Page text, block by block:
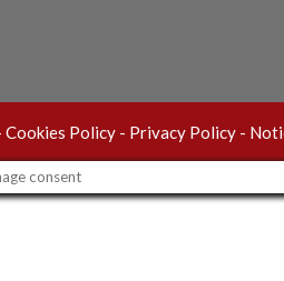
Cookies Policy- Privacy Policy-
consent